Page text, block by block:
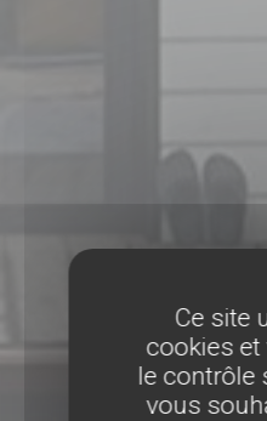
Ce site
cookies
le contrôle
vous